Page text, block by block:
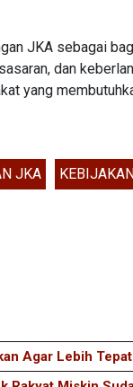
JKA sebagai
dan
yang
JKA
Agar Lebih